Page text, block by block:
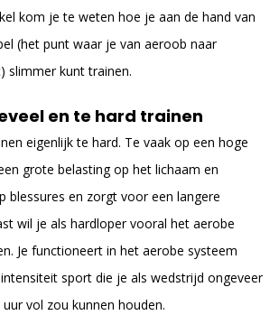
kom je te weten hoe je aan de hand van
(het punt waar je van aeroob naar
slimmer kunt trainen.
en te hard trainen
eigenlijk te hard. Te vaak op een hoge
grote belasting op het lichaam en
blessures en zorgt voor een langere
wil je als hardloper vooral het aerobe
Je functioneert in het aerobe systeem
sport die je als wedstrijd ongeveer
vol zou kunnen houden.